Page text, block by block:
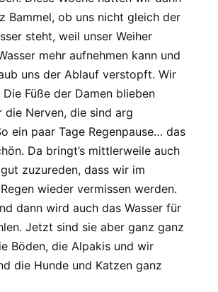
Bammel, ob uns nicht gleich der
steht, weil unser Weiher
mehr aufnehmen kann und
uns der Ablauf verstopft. Wir
Füße der Damen blieben
die Nerven, die sind arg
ein paar Tage Regenpause… das
Da bringt’s mittlerweile auch
zuzureden, dass wir im
wieder vermissen werden.
dann wird auch das Wasser für
Jetzt sind sie aber ganz ganz
Böden, die Alpakis und wir
die Hunde und Katzen ganz